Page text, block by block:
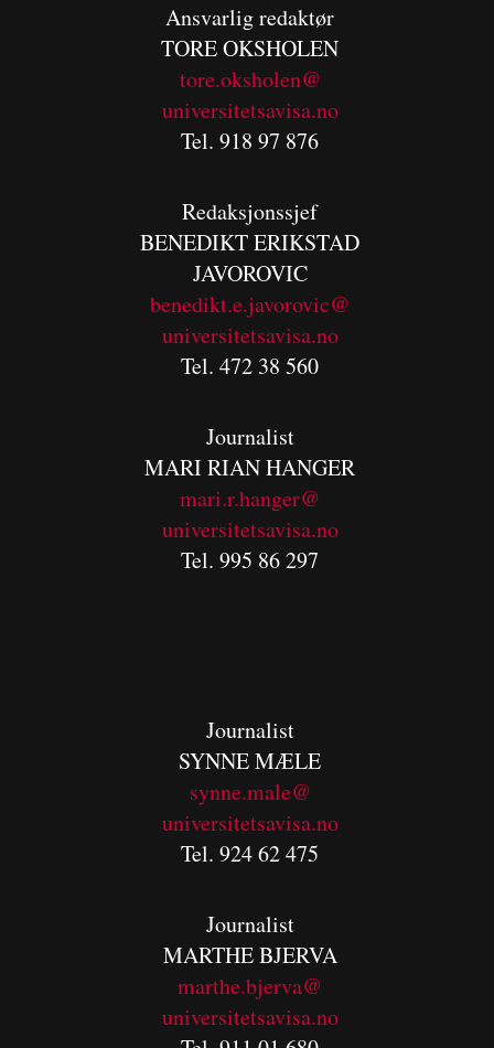
Ansvarlig redaktør
TORE OKSHOLEN
tore.oksholen@
universitetsavisa.no
Tel. 918 97 876
Redaksjonssjef
BENEDIKTERIKSTAD
JAVOROVIC
benedikt.e.javorovic@
universitetsavisa.no
Tel. 472 38 560
Journalist
MARI RIAN HANGER
mari.r.hanger@
universitetsavisa.no
Tel. 995 86 297
Journalist
SYNNE MÆLE
synne.male@
universitetsavisa.no
Tel. 924 62 475
Journalist
MARTHE BJERVA
marthe.bjerva@
universitetsavisa.no